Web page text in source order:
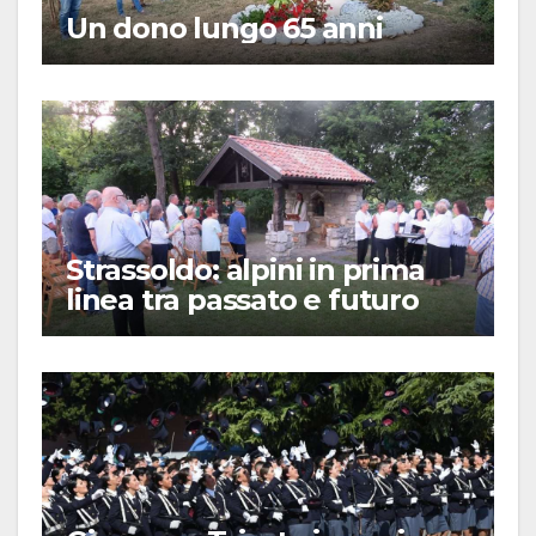
Un dono lungo 65 anni
Strassoldo: alpini in prima
linea tra passato e futuro